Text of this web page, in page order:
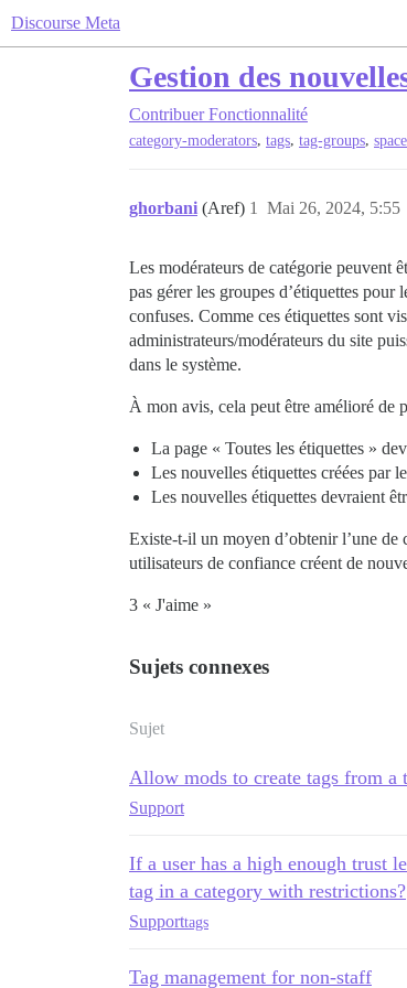
Discourse Meta
Gestion des
Contribuer Fonctionnalité
category-moderators, tags, tag-groups,
ghorbani (Aref) Mai 26, 2024, 5:55
1
Les modérateurs de catégorie peuvent
pas gérer les groupes d’étiquettes pour
confuses. Comme ces étiquettes sont
administrateurs/modérateurs du site
dans le système.
À mon avis, cela peut être amélioré de
La page « Toutes les étiquettes »
Les nouvelles étiquettes créées par
Les nouvelles étiquettes devraient
Existe-t-il un moyen d’obtenir l’une
utilisateurs de confiance créent de
3 « J'aime »
Sujets connexes
Sujet
Allow mods to create tags from a
Support
If a user has a high enough trust
tag in a category with restrictions?
Supporttags
Tag management for non-staff